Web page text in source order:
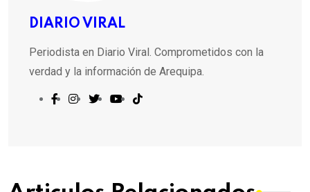
DIARIO VIRAL
Periodista en Diario Viral. Comprometidos con la
verdad y la información de Arequipa.